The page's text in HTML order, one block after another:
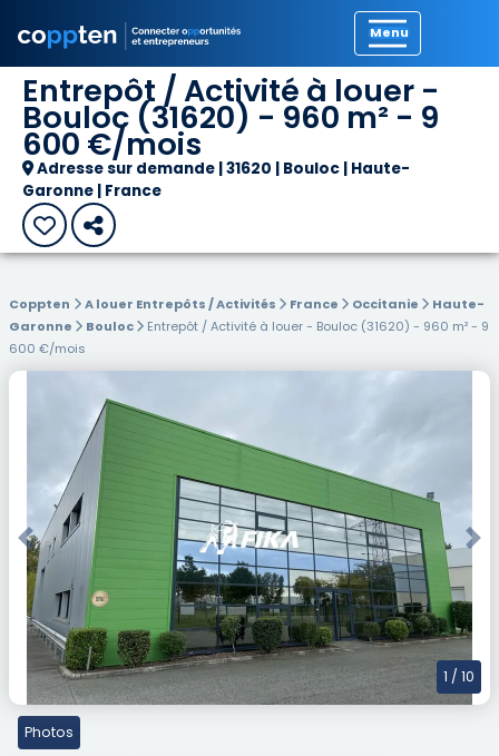
Entrepôt / Activité à louer -
Bouloc (31620) - 960 m² - 9
600 €/mois
Adresse sur demande | 31620 | Bouloc | Haute-
Garonne | France
Coppten A louer Entrepôts / Activités France Occitanie
Haute-
Garonne
Bouloc
Entrepôt / Activité à louer - Bouloc (31620) - 960 m² - 9
600 €/mois
Previous
1 / 10
Photos